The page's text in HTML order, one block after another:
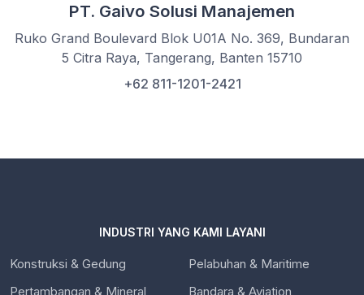
PT. Gaivo Solusi Manajemen
Ruko Grand Boulevard Blok U01A No. 369, Bundaran
5 Citra Raya, Tangerang, Banten 15710
+62 811-1201-2421
INDUSTRI YANG KAMI LAYANI
Konstruksi & Gedung
Pertambangan & Mineral
Pelabuhan & Maritime
Bandara & Aviation